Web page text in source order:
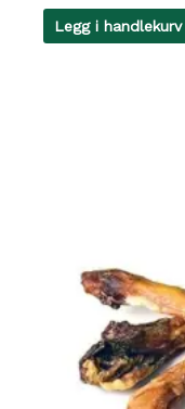
Legg i handlekurv